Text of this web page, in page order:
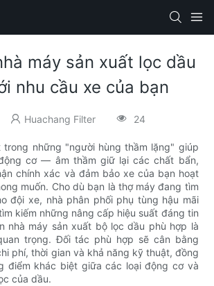
máy sản xuất lọc dầu
nhu cầu xe của bạn
Huachang Filter 24
trong những "người hùng thầm lặng" giúp
cơ — âm thầm giữ lại các chất bẩn,
chính xác và đảm bảo xe của bạn hoạt
muốn. Cho dù bạn là thợ máy đang tìm
đội xe, nhà phân phối phụ tùng hậu mãi
kiếm những nâng cấp hiệu suất đáng tin
nhà máy sản xuất bộ lọc dầu phù hợp là
trọng. Đối tác phù hợp sẽ cân bằng
phí, thời gian và khả năng kỹ thuật, đồng
điểm khác biệt giữa các loại động cơ và
của dầu.